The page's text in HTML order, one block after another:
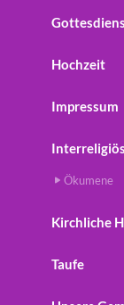
Hochzeit
Impressum
Ökumene
Kirchliche
Taufe